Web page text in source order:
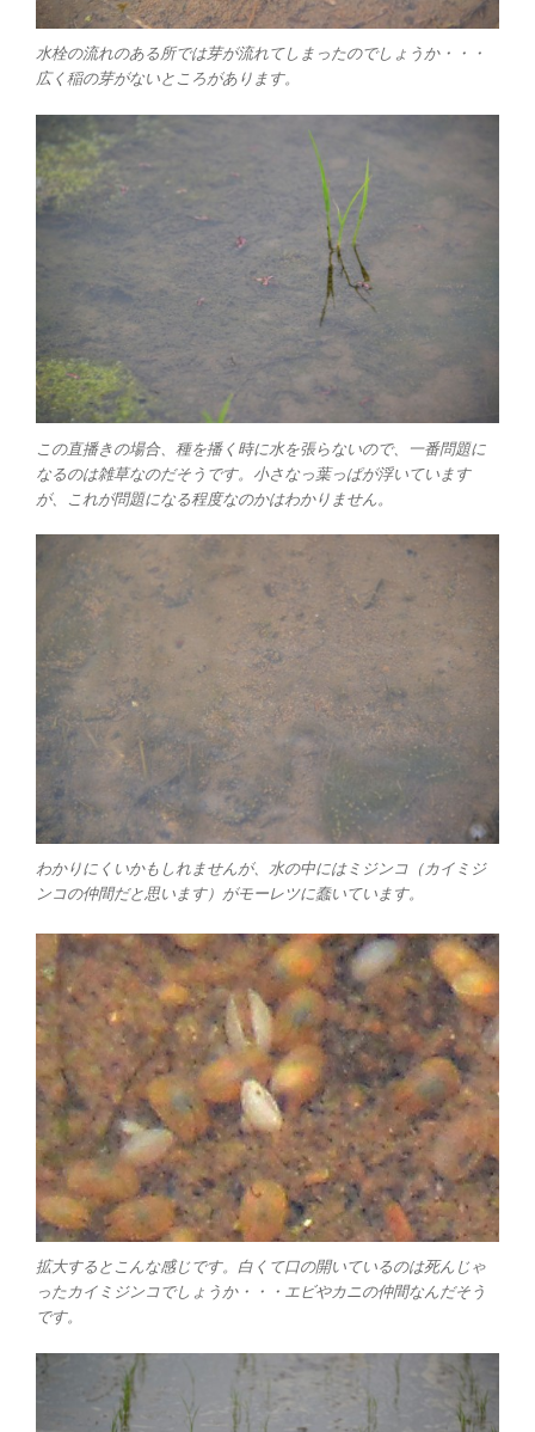
水栓の流れのある所では芽が流れてしまったのでしょうか・・・
広く稲の芽がないところがあります。
この直播きの場合、種を播く時に水を張らないので、一番問題に
なるのは雑草なのだそうです。小さなっ葉っぱが浮いています
が、これが問題になる程度なのかはわかりません。
わかりにくいかもしれませんが、水の中にはミジンコ（カイミジ
ンコの仲間だと思います）がモーレツに蠢いています。
拡大するとこんな感じです。白くて口の開いているのは死んじゃ
ったカイミジンコでしょうか・・・エビやカニの仲間なんだそう
です。